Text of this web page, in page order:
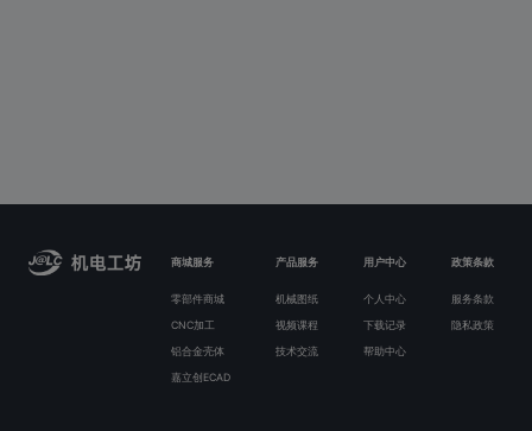
商城服务 产品服务 用户中心 政策条款
零部件商城 机械图纸 个人中心 服务条款
CNC加工 视频课程 下载记录 隐私政策
铝合金壳体 技术交流 帮助中心
嘉立创ECAD